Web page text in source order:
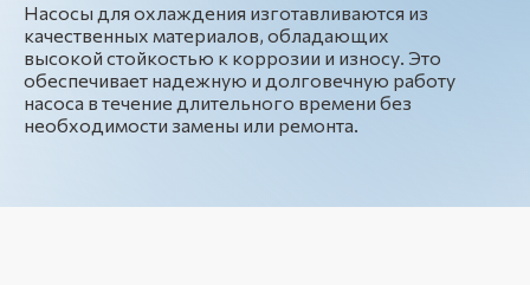
Насосы для охлаждения изготавливаются из
качественных материалов, обладающих
высокой стойкостью к коррозии и износу. Это
обеспечивает надежную и долговечную работу
насоса в течение длительного времени без
необходимости замены или ремонта.